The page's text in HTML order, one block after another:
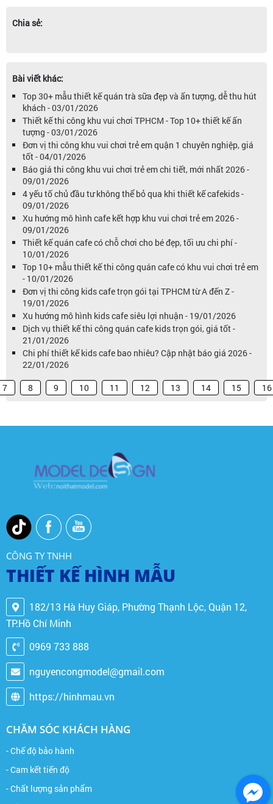
Chia sẻ:
Bài viết khác:
Top 30+ mẫu thiết kế quán trà sữa đẹp và ấn tượng, dễ thu hút
khách - 03/01/2026
Thiết kế thi công khu vui chơi TPHCM - Top 10+ thiết kế ấn
tượng - 03/01/2026
Đơn vị thi công khu vui chơi trẻ em quận 1 chuyên nghiệp, giá
tốt - 04/01/2026
Báo giá thi công khu vui chơi trẻ em chi tiết, mới nhất 2026 -
09/01/2026
4 yếu tố chủ đầu tư không thể bỏ qua khi thiết kế cafekids -
09/01/2026
Xu hướng mô hình cafe kết hợp khu vui chơi trẻ em 2026 -
09/01/2026
Thiết kế quán cafe có chỗ chơi cho bé đẹp, tối ưu chi phí -
10/01/2026
Top 10+ mẫu thiết kế thi công quán cafe có khu vui chơi trẻ em
- 10/01/2026
Đơn vị thi công kids cafe trọn gói tại TPHCM từ A đến Z -
19/01/2026
Xu hướng mô hình kids cafe siêu lợi nhuận - 19/01/2026
Dịch vụ thiết kế thi công quán cafe kids trọn gói, giá tốt -
21/01/2026
Chi phí thiết kế kids cafe bao nhiêu? Cập nhật báo giá 2026 -
22/01/2026
7 8 9 10 11 12 13 14 15 16
CÔNG TY TNHH
THIẾT KẾ HÌNH MẪU
182/13 Hà Huy Giáp, Phường Thạnh Lộc, Quận 12,
TP.Hồ Chí Minh
0969 733 888
nguyencongmodel@gmail.com
https://hinhmau.vn
CHĂM SÓC KHÁCH HÀNG
- Chế độ bảo hành
- Cam kết tiến độ
- Chất lượng sản phẩm